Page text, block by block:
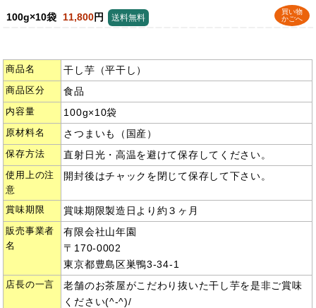
100g×10袋 11,800円
買い物
かごへ
送料無料
商品名 干し芋（平干し）
商品区分 食品
内容量 100g×10袋
原材料名 さつまいも（国産）
保存方法 直射日光・高温を避けて保存してください。
使用上の注
意
開封後はチャックを閉じて保存して下さい。
賞味期限 賞味期限製造日より約３ヶ月
販売事業者
名
有限会社山年園
〒170-0002
東京都豊島区巣鴨3-34-1
店長の一言
老舗のお茶屋がこだわり抜いた干し芋を是非ご賞味
ください(^-^)/